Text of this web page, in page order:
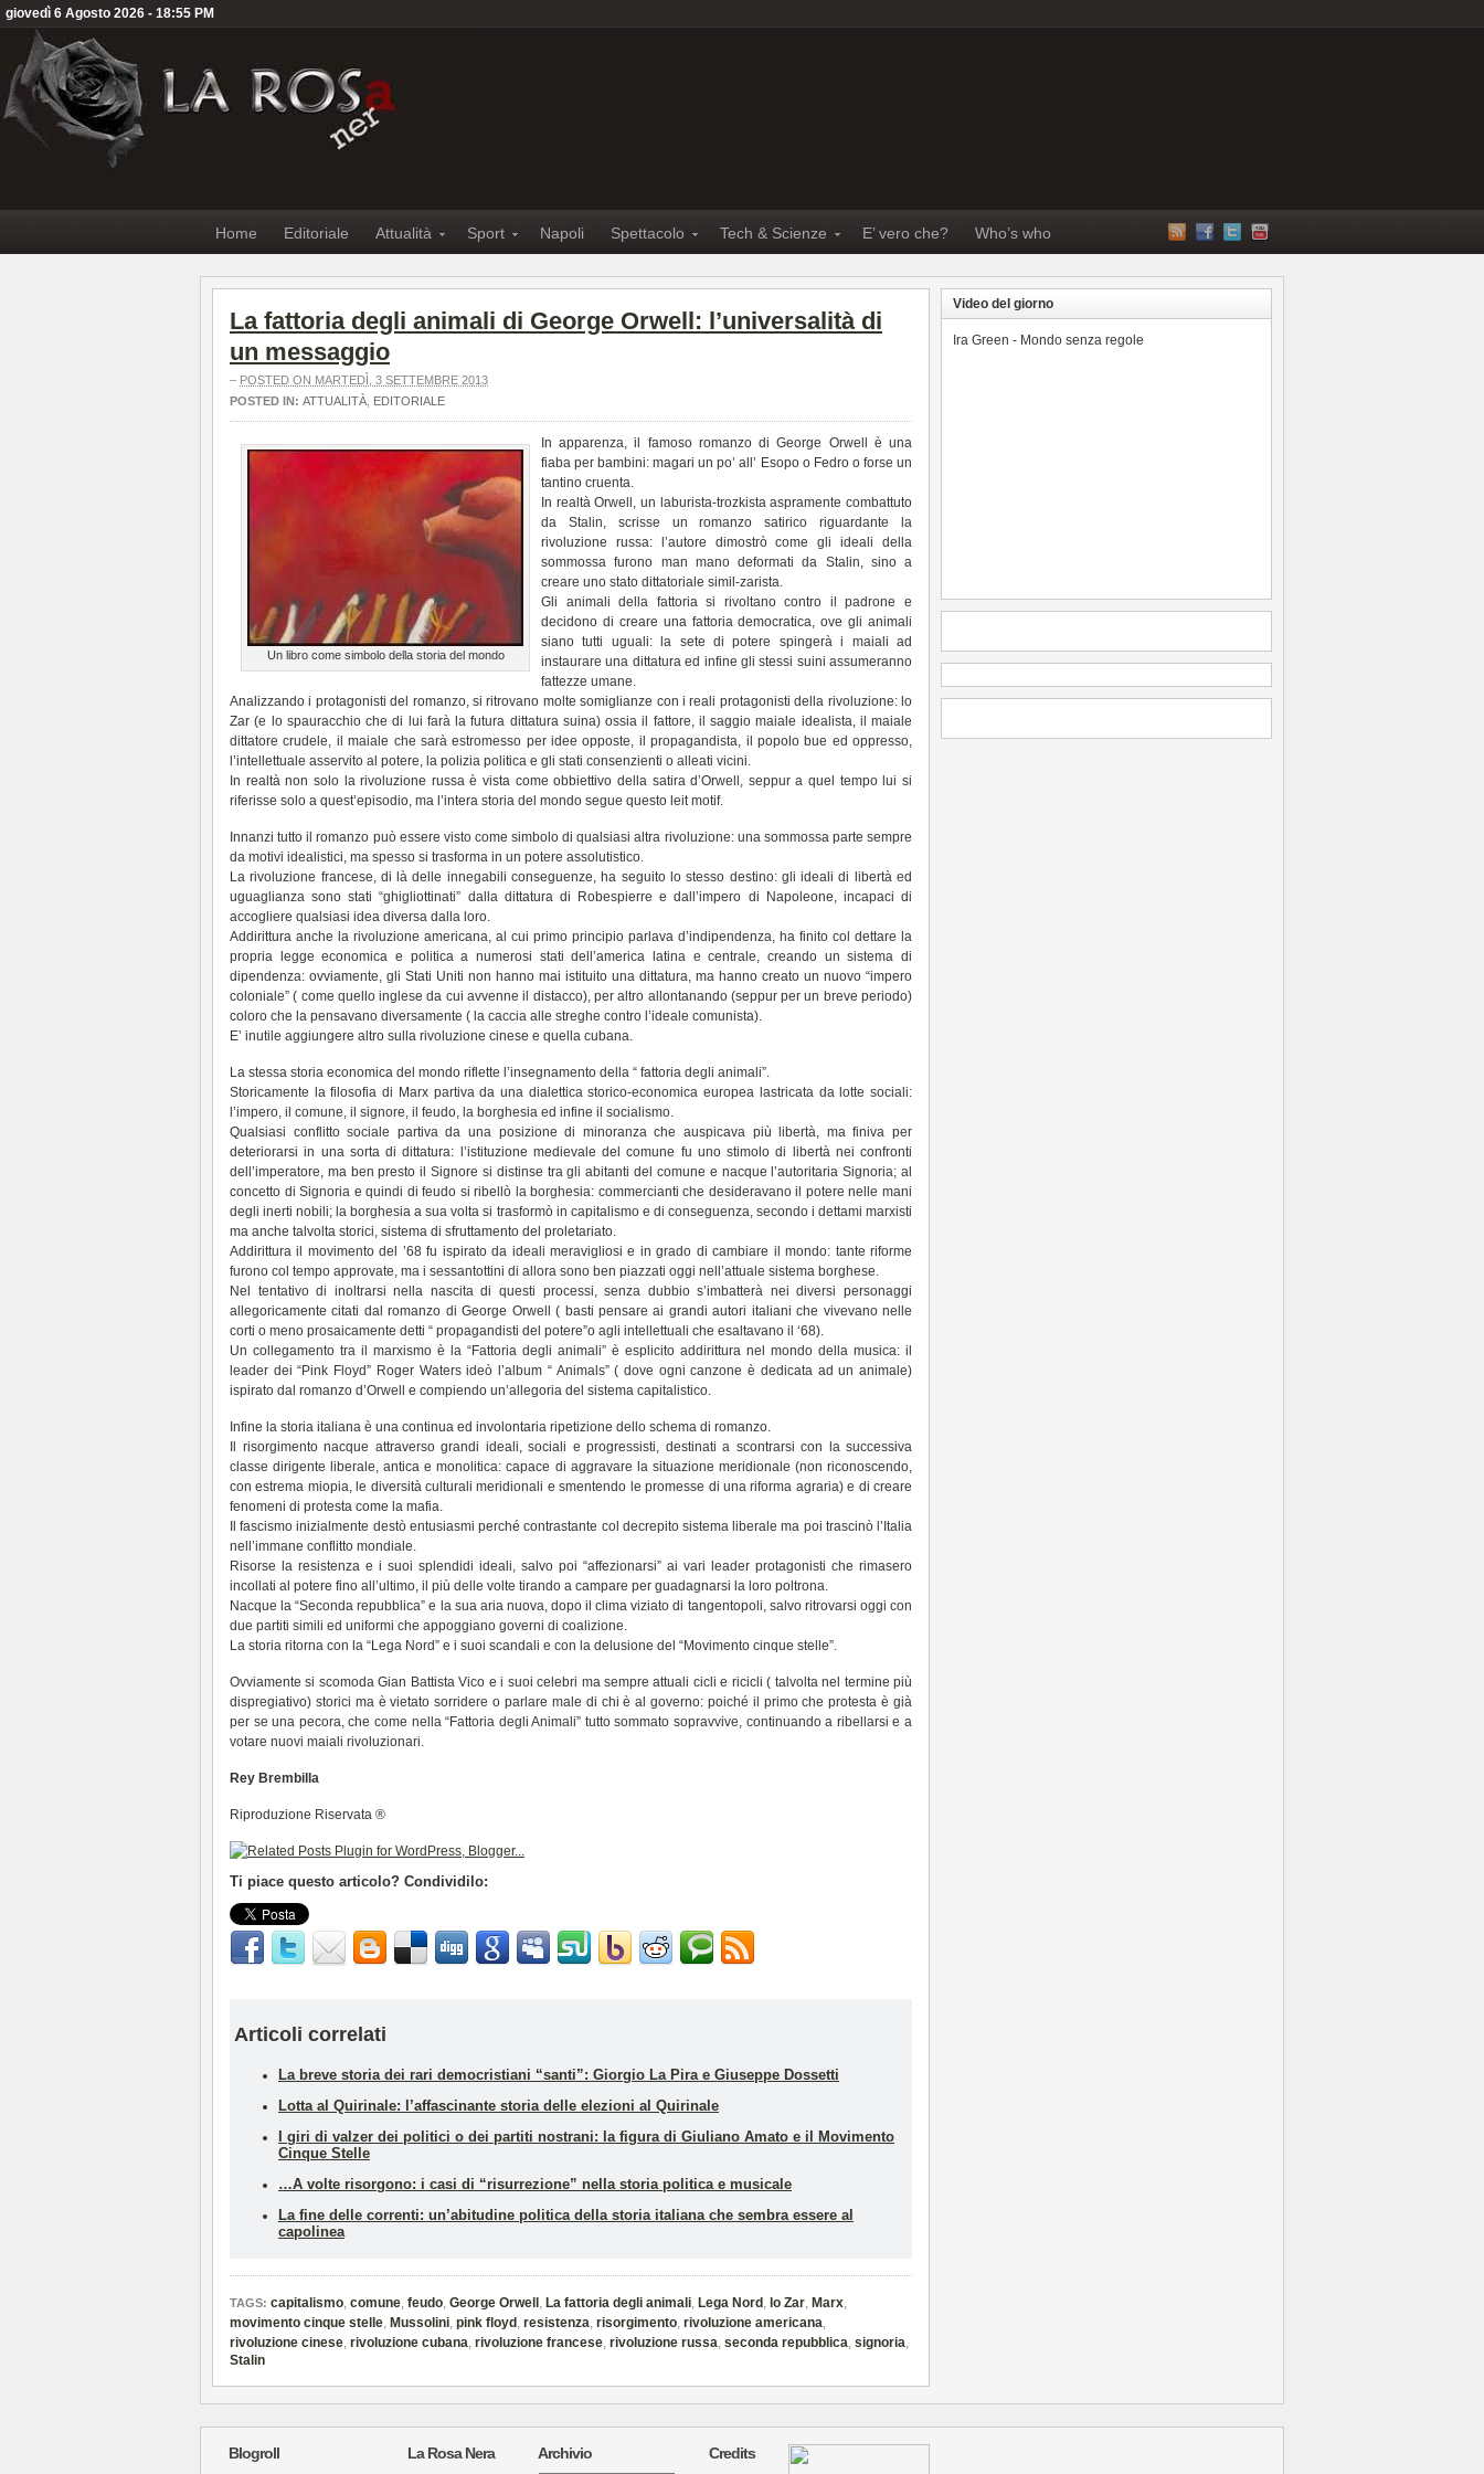
giovedì 6 Agosto 2026 - 18:55 PM
Home Editoriale Attualità Sport Napoli Spettacolo Tech & Scienze E’ vero che? Who’s who
La fattoria degli animali di George Orwell: l’universalità di
un messaggio
– POSTED ON MARTEDÌ, 3 SETTEMBRE 2013
POSTED IN: ATTUALITÀ EDITORIALE
Un libro come simbolo della storia del mondo
In apparenza, il famoso romanzo di George Orwell è una
fiaba per bambini: magari un po’ all’ Esopo o Fedro o forse un
tantino cruenta.
In realtà Orwell, un laburista-trozkista aspramente combattuto
da Stalin, scrisse un romanzo satirico riguardante la
rivoluzione russa: l’autore dimostrò come gli ideali della
sommossa furono man mano deformati da Stalin, sino a
creare uno stato dittatoriale simil-zarista.
Gli animali della fattoria si rivoltano contro il padrone e
decidono di creare una fattoria democratica, ove gli animali
siano tutti uguali: la sete di potere spingerà i maiali ad
instaurare una dittatura ed infine gli stessi suini assumeranno
fattezze umane.
Analizzando i protagonisti del romanzo, si ritrovano molte somiglianze con i reali protagonisti della rivoluzione: lo
Zar (e lo spauracchio che di lui farà la futura dittatura suina) ossia il fattore, il saggio maiale idealista, il maiale
dittatore crudele, il maiale che sarà estromesso per idee opposte, il propagandista, il popolo bue ed oppresso,
l’intellettuale asservito al potere, la polizia politica e gli stati consenzienti o alleati vicini.
In realtà non solo la rivoluzione russa è vista come obbiettivo della satira d’Orwell, seppur a quel tempo lui si
riferisse solo a quest’episodio, ma l’intera storia del mondo segue questo leit motif.
Innanzi tutto il romanzo può essere visto come simbolo di qualsiasi altra rivoluzione: una sommossa parte sempre
da motivi idealistici, ma spesso si trasforma in un potere assolutistico.
La rivoluzione francese, di là delle innegabili conseguenze, ha seguito lo stesso destino: gli ideali di libertà ed
uguaglianza sono stati “ghigliottinati” dalla dittatura di Robespierre e dall’impero di Napoleone, incapaci di
accogliere qualsiasi idea diversa dalla loro.
Addirittura anche la rivoluzione americana, al cui primo principio parlava d’indipendenza, ha finito col dettare la
propria legge economica e politica a numerosi stati dell’america latina e centrale, creando un sistema di
dipendenza: ovviamente, gli Stati Uniti non hanno mai istituito una dittatura, ma hanno creato un nuovo “impero
coloniale” ( come quello inglese da cui avvenne il distacco), per altro allontanando (seppur per un breve periodo)
coloro che la pensavano diversamente ( la caccia alle streghe contro l’ideale comunista).
E’ inutile aggiungere altro sulla rivoluzione cinese e quella cubana.
La stessa storia economica del mondo riflette l’insegnamento della “ fattoria degli animali”.
Storicamente la filosofia di Marx partiva da una dialettica storico-economica europea lastricata da lotte sociali:
l’impero, il comune, il signore, il feudo, la borghesia ed infine il socialismo.
Qualsiasi conflitto sociale partiva da una posizione di minoranza che auspicava più libertà, ma finiva per
deteriorarsi in una sorta di dittatura: l’istituzione medievale del comune fu uno stimolo di libertà nei confronti
dell’imperatore, ma ben presto il Signore si distinse tra gli abitanti del comune e nacque l’autoritaria Signoria; al
concetto di Signoria e quindi di feudo si ribellò la borghesia: commercianti che desideravano il potere nelle mani
degli inerti nobili; la borghesia a sua volta si trasformò in capitalismo e di conseguenza, secondo i dettami marxisti
ma anche talvolta storici, sistema di sfruttamento del proletariato.
Addirittura il movimento del ’68 fu ispirato da ideali meravigliosi e in grado di cambiare il mondo: tante riforme
furono col tempo approvate, ma i sessantottini di allora sono ben piazzati oggi nell’attuale sistema borghese.
Nel tentativo di inoltrarsi nella nascita di questi processi, senza dubbio s’imbatterà nei diversi personaggi
allegoricamente citati dal romanzo di George Orwell ( basti pensare ai grandi autori italiani che vivevano nelle
corti o meno prosaicamente detti “ propagandisti del potere”o agli intellettuali che esaltavano il ‘68).
Un collegamento tra il marxismo è la “Fattoria degli animali” è esplicito addirittura nel mondo della musica: il
leader dei “Pink Floyd” Roger Waters ideò l’album “ Animals” ( dove ogni canzone è dedicata ad un animale)
ispirato dal romanzo d’Orwell e compiendo un’allegoria del sistema capitalistico.
Infine la storia italiana è una continua ed involontaria ripetizione dello schema di romanzo.
Il risorgimento nacque attraverso grandi ideali, sociali e progressisti, destinati a scontrarsi con la successiva
classe dirigente liberale, antica e monolitica: capace di aggravare la situazione meridionale (non riconoscendo,
con estrema miopia, le diversità culturali meridionali e smentendo le promesse di una riforma agraria) e di creare
fenomeni di protesta come la mafia.
Il fascismo inizialmente destò entusiasmi perché contrastante col decrepito sistema liberale ma poi trascinò l’Italia
nell’immane conflitto mondiale.
Risorse la resistenza e i suoi splendidi ideali, salvo poi “affezionarsi” ai vari leader protagonisti che rimasero
incollati al potere fino all’ultimo, il più delle volte tirando a campare per guadagnarsi la loro poltrona.
Nacque la “Seconda repubblica” e la sua aria nuova, dopo il clima viziato di tangentopoli, salvo ritrovarsi oggi con
due partiti simili ed uniformi che appoggiano governi di coalizione.
La storia ritorna con la “Lega Nord” e i suoi scandali e con la delusione del “Movimento cinque stelle”.
Ovviamente si scomoda Gian Battista Vico e i suoi celebri ma sempre attuali cicli e ricicli ( talvolta nel termine più
dispregiativo) storici ma è vietato sorridere o parlare male di chi è al governo: poiché il primo che protesta è già
per se una pecora, che come nella “Fattoria degli Animali” tutto sommato sopravvive, continuando a ribellarsi e a
votare nuovi maiali rivoluzionari.
Rey Brembilla
Riproduzione Riservata ®
Ti piace questo articolo? Condividilo:
Articoli correlati
La breve storia dei rari democristiani “santi”: Giorgio La Pira e Giuseppe Dossetti
Lotta al Quirinale: l’affascinante storia delle elezioni al Quirinale
I giri di valzer dei politici o dei partiti nostrani: la figura di Giuliano Amato e il Movimento
Cinque Stelle
…A volte risorgono: i casi di “risurrezione” nella storia politica e musicale
La fine delle correnti: un’abitudine politica della storia italiana che sembra essere al
capolinea
TAGS: capitalismo, comune, feudo, George Orwell , La fattoria degli animali, Lega Nord , lo Zar, Marx,
movimento cinque stelle, Mussolini, pink floyd , resistenza, risorgimento, rivoluzione americana,
rivoluzione cinese, rivoluzione cubana, rivoluzione francese, rivoluzione russa, seconda repubblica, signoria,
Stalin
Video del giorno
Ira Green - Mondo senza regole
Blogroll La Rosa Nera Archivio Credits